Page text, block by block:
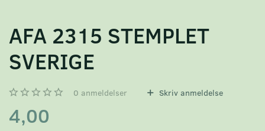
AFA 2315 STEMPLET
SVERIGE
0 anmeldelser Skriv anmeldelse
4,00